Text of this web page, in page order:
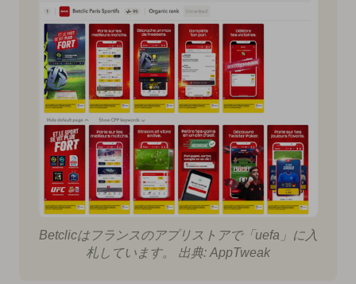
Betclicはフランスのアプリストアで「uefa」に入
札しています。 出典: AppTweak